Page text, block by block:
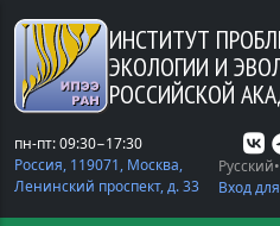
Перейти к основному
ИНСТИТУТ
ЭКОЛОГИИ И
РОССИЙСКОЙ
пн-пт: 09:30−17:30
Россия, 119071, Москва,
Ленинский проспект, д. 33
Русский
Вход